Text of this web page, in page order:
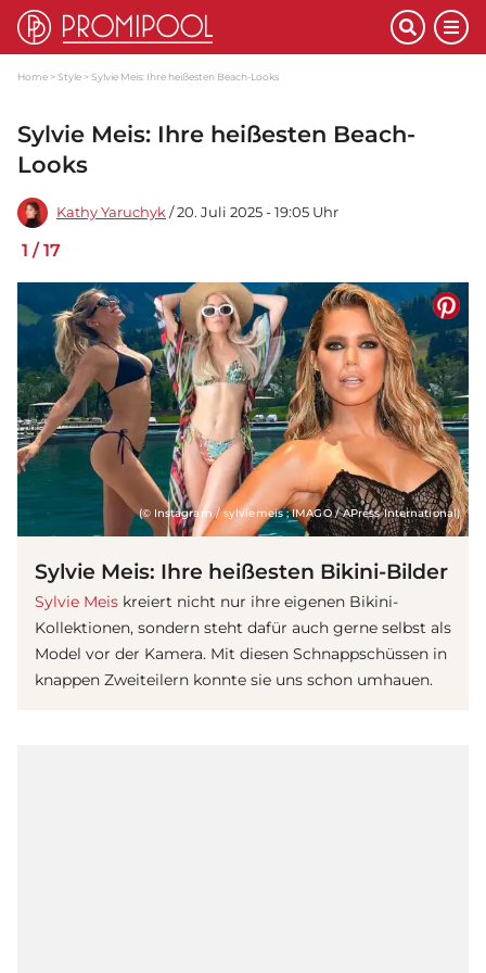
Home Style Sylvie Meis: Ihre heißesten Beach-Looks
Sylvie Meis: Ihre heißesten Beach-
Looks
Kathy Yaruchyk / 20. Juli 2025 - 19:05 Uhr
1 /17
(© Instagram / sylviemeis ; IMAGO / APress International)
Sylvie Meis: Ihre heißesten Bikini-Bilder
Sylvie Meis kreiert nicht nur ihre eigenen Bikini-
Kollektionen, sondern steht dafür auch gerne selbst als
Model vor der Kamera. Mit diesen Schnappschüssen in
knappen Zweiteilern konnte sie uns schon umhauen.